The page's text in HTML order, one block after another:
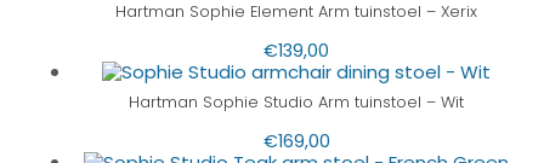
Hartman Sophie Element Arm tuinstoel – Xerix
€139,00
Hartman Sophie Studio Arm tuinstoel – Wit
€169,00